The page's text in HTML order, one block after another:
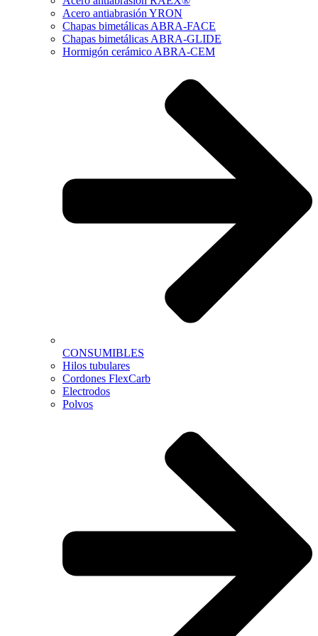
Acero antiabrasión YRON
Chapas bimetálicas ABRA-FACE
Chapas bimetálicas ABRA-GLIDE
Hormigón cerámico ABRA-CEM
CONSUMIBLES
Hilos tubulares
Cordones FlexCarb
Electrodos
Polvos